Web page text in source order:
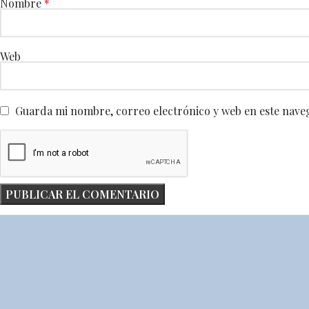
Nombre *
Web
Guarda mi nombre, correo electrónico y web en este